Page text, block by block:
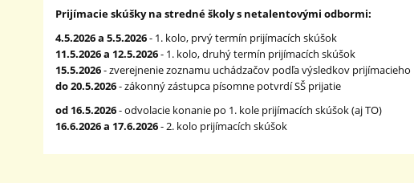
Prijímacie skúšky na stredné školy s netalentovými odbormi:
4.5.2026 a 5.5.2026- 1. kolo, prvý termín prijímacích skúšok
11.5.2026 a 12.5.2026- 1. kolo, druhý termín prijímacích skúšok
15.5.2026- zverejnenie zoznamu uchádzačov podľa výsledkov prijímacieho
do 20.5.2026- zákonný zástupca písomne potvrdí SŠ prijatie
od 16.5.2026- odvolacie konanie po 1. kole prijímacích skúšok (aj TO)
16.6.2026 a 17.6.2026- 2. kolo prijímacích skúšok